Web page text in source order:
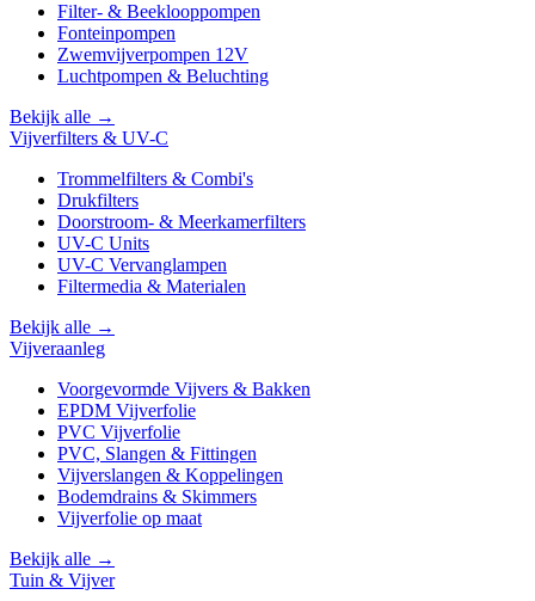
Filter- & Beeklooppompen
Fonteinpompen
Zwemvijverpompen 12V
Luchtpompen & Beluchting
Bekijk alle →
Vijverfilters & UV-C
Trommelfilters & Combi's
Drukfilters
Doorstroom- & Meerkamerfilters
UV-C Units
UV-C Vervanglampen
Filtermedia & Materialen
Bekijk alle →
Vijveraanleg
Voorgevormde Vijvers & Bakken
EPDM Vijverfolie
PVC Vijverfolie
PVC, Slangen & Fittingen
Vijverslangen & Koppelingen
Bodemdrains & Skimmers
Vijverfolie op maat
Bekijk alle →
Tuin & Vijver